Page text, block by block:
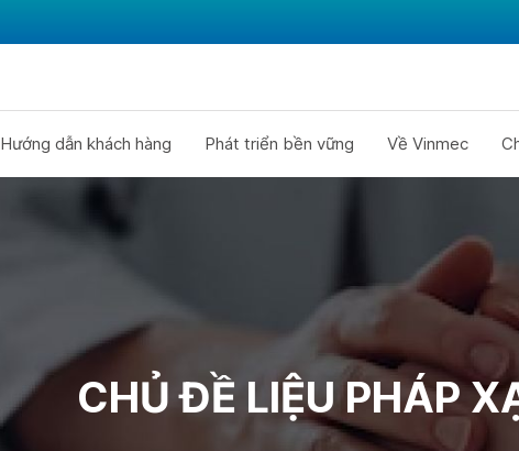
Hướng dẫn khách hàng Phát triển bền vững Về Vinmec
CHỦ ĐỀ LIỆU PHÁP